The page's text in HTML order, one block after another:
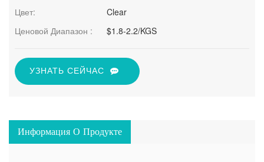
Цвет:
Clear
Ценовой Диапазон :
$1.8-2.2/KGS
УЗНАТЬ СЕЙЧАС
Информация О Продукте